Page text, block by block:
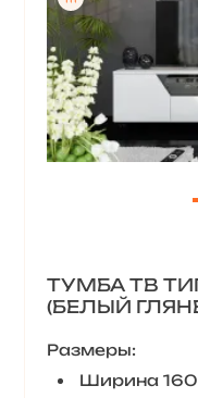
ТУМБА ТВ
(БЕЛЫЙ
Размеры:
Ширина